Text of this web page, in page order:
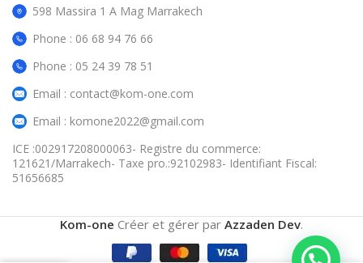
598 Massira 1 A Mag Marrakech
Phone : 06 68 94 76 66
Phone : 05 24 39 78 51
Email : contact@kom-one.com
Email : komone2022@gmail.com
ICE :002917208000063- Registre du commerce:
121621/Marrakech- Taxe pro.:92102983- Identifiant Fiscal:
51656685
Kom-one Créer et gérer par Azzaden Dev.